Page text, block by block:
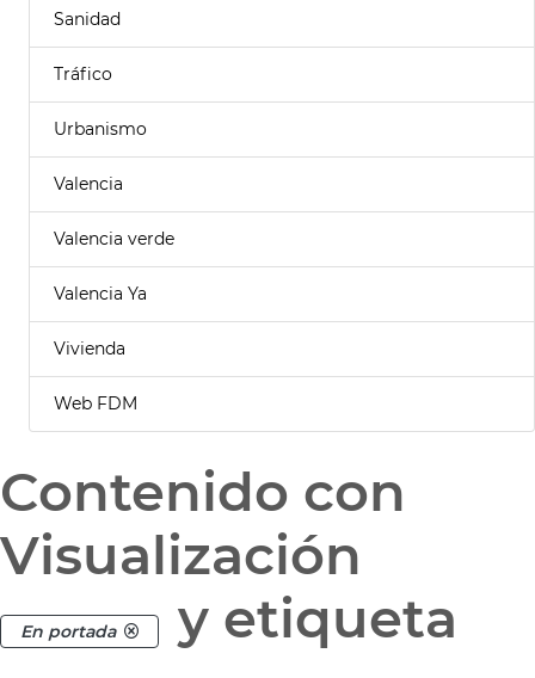
Sanidad
Tráfico
Urbanismo
Valencia
Valencia verde
Valencia Ya
Vivienda
Web FDM
Contenido con
Visualización
En portada
y etiqueta